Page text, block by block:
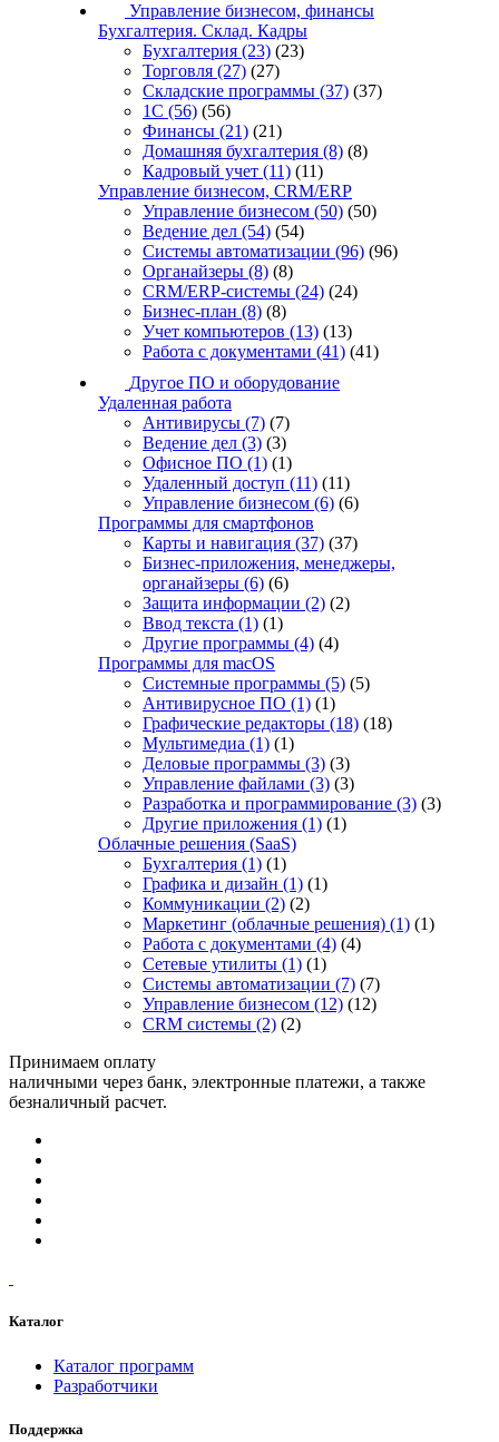
Управление бизнесом, финансы
Бухгалтерия. Склад. Кадры
Бухгалтерия (23) (23)
Торговля (27) (27)
Складские программы (37) (37)
1С (56) (56)
Финансы (21) (21)
Домашняя бухгалтерия (8) (8)
Кадровый учет (11) (11)
Управление бизнесом, CRM/ERP
Управление бизнесом (50) (50)
Ведение дел (54) (54)
Системы автоматизации (96) (96)
Органайзеры (8) (8)
CRM/ERP-системы (24) (24)
Бизнес-план (8) (8)
Учет компьютеров (13) (13)
Работа с документами (41) (41)
Другое ПО и оборудование
Удаленная работа
Антивирусы (7) (7)
Ведение дел (3) (3)
Офисное ПО (1) (1)
Удаленный доступ (11) (11)
Управление бизнесом (6) (6)
Программы для смартфонов
Карты и навигация (37) (37)
Бизнес-приложения, менеджеры,
органайзеры (6) (6)
Защита информации (2) (2)
Ввод текста (1) (1)
Другие программы (4) (4)
Программы для macOS
Системные программы (5) (5)
Антивирусное ПО (1) (1)
Графические редакторы (18) (18)
Мультимедиа (1) (1)
Деловые программы (3) (3)
Управление файлами (3) (3)
Разработка и программирование (3) (3)
Другие приложения (1) (1)
Облачные решения (SaaS)
Бухгалтерия (1) (1)
Графика и дизайн (1) (1)
Коммуникации (2) (2)
Маркетинг (облачные решения) (1) (1)
Работа с документами (4) (4)
Сетевые утилиты (1) (1)
Системы автоматизации (7) (7)
Управление бизнесом (12) (12)
CRM системы (2) (2)
Принимаем оплату
наличными через банк, электронные платежи, а также
безналичный расчет.
Каталог
Каталог программ
Разработчики
Поддержка